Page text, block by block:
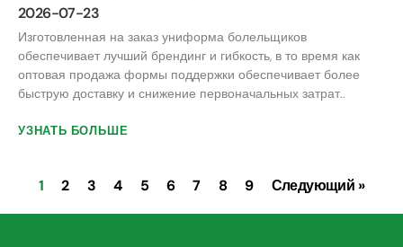
2026-07-23
Изготовленная на заказ униформа болельщиков
обеспечивает лучший брендинг и гибкость, в то время как
оптовая продажа формы поддержки обеспечивает более
быструю доставку и снижение первоначальных затрат..
УЗНАТЬ БОЛЬШЕ
1 2 3 4 5 6 7 8 9 Следующий »